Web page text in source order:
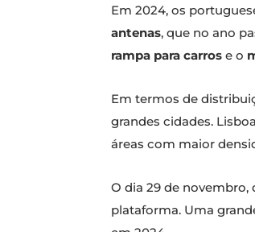
Em 2024, os
antenas, que no ano
rampa para carros e o
Em termos de
grandes cidades.
áreas com maior
O dia 29 de novembro,
plataforma. Uma